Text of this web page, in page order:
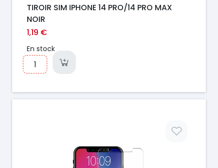
TIROIR SIM IPHONE 14 PRO/14 PRO MAX
NOIR
1,19 €
En stock